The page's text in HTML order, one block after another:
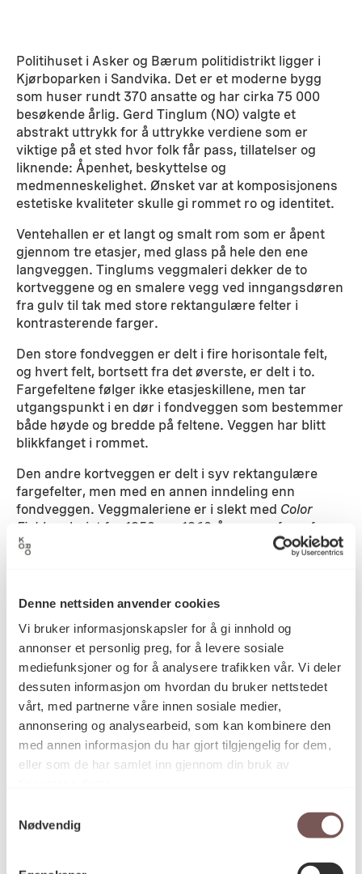
Denne nettsiden anvender cookies
Vi bruker informasjonskapsler for å gi innhold og
annonser et personlig preg, for å levere sosiale
mediefunksjoner og for å analysere trafikken vår. Vi deler
dessuten informasjon om hvordan du bruker nettstedet
vårt, med partnerne våre innen sosiale medier,
annonsering og analysearbeid, som kan kombinere den
med annen informasjon du har gjort tilgjengelig for dem,
eller som de har samlet inn gjennom din bruk av
Nødvendig
Politihuset i Asker og Bærum politidistrikt ligger i
Kjørboparken i Sandvika. Det er et moderne bygg
som huser rundt 370 ansatte og har cirka 75 000
besøkende årlig. Gerd Tinglum (NO) valgte et
abstrakt uttrykk for å uttrykke verdiene som er
viktige på et sted hvor folk får pass, tillatelser og
liknende: Åpenhet, beskyttelse og
medmenneskelighet. Ønsket var at komposisjonens
estetiske kvaliteter skulle gi rommet ro og identitet.
Ventehallen er et langt og smalt rom som er åpent
gjennom tre etasjer, med glass på hele den ene
langveggen. Tinglums veggmaleri dekker de to
kortveggene og en smalere vegg ved inngangsdøren
fra gulv til tak med store rektangulære felter i
kontrasterende farger.
Den store fondveggen er delt i fire horisontale felt,
og hvert felt, bortsett fra det øverste, er delt i to.
Fargefeltene følger ikke etasjeskillene, men tar
utgangspunkt i en dør i fondveggen som bestemmer
både høyde og bredde på feltene. Veggen har blitt
blikkfanget i rommet.
Den andre kortveggen er delt i syv rektangulære
fargefelter, men med en annen inndeling enn
fondveggen. Veggmaleriene er i slekt med Color
Field-maleriet fra 1950- og 1960-årene, en form for
abstrakt ekspresjonisme der de fokuserte på farger
av maling.
Gerd Tinglum (f. 1951) er utdannet ved Statens
Kunstakademi, Hochschule für Bildende Künste,
Hamburg, og Tōkyō Geijutsu Daigaku (Tokyos
Kunstuniversitet). Hun arbeider konseptuelt, og
farger har en sentral plass i kunstnerskapet.
Verkene hennes er innkjøpt av blant andre
Nasjonalmuseet og Bergen Universitet, og hun har
hatt offentlige oppdrag for blant annet Asker og
Bærum sykehus, Halden fengsel og senest den